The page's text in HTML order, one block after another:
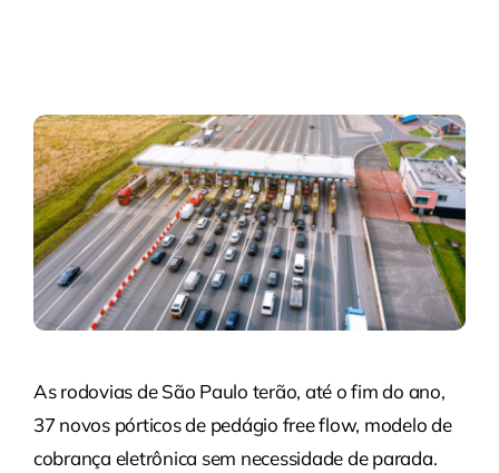
As rodovias de São Paulo terão, até o fim do ano,
37 novos pórticos de pedágio free flow, modelo de
cobrança eletrônica sem necessidade de parada.